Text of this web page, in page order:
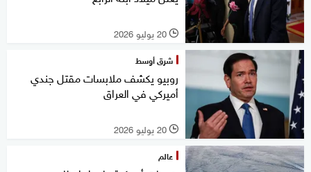
l 20 يوليو 2026
شرق أوسط
روبيو يكشف ملابسات مقتل جندي
أميركي في العراق
l 20 يوليو 2026
عالم